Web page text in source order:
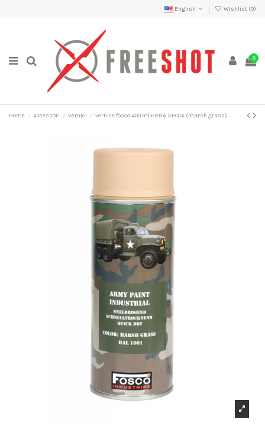
English Wishlist (0)
0
Home Accessori Vernici vernice fosco 400 ml ERBA SECCA (marsh grass)